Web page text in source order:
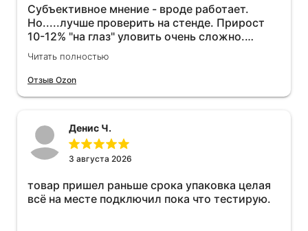
Субъективное мнение - вроде работает.
Но.....лучше проверить на стенде. Прирост
10-12% "на глаз" уловить очень сложно.
Покатаюсь, потом отключу и посмотрю, что
будет 😁.
Читать полностью
Отзыв Ozon
Денис Ч.
3 августа 2026
товар пришел раньше срока упаковка целая
всё на месте подключил пока что тестирую.